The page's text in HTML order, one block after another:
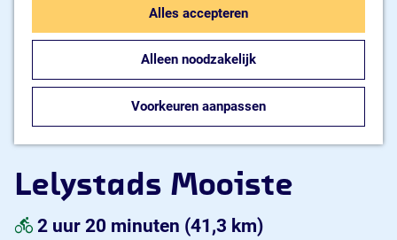
Alles accepteren
Alleen noodzakelijk
Voorkeuren aanpassen
a
Plan je bezoek
Inspiratiemagazine
Bereikbaarheid
Lelystads Mooiste
2 uur 20 minuten (41,3 km)